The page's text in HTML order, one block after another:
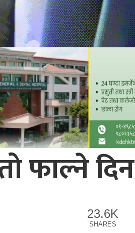
फाल्ने दिन
23.6K
SHARES